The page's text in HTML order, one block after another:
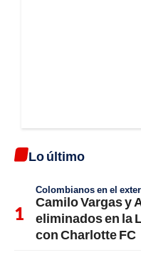
Lo último
Colombianos en el
Camilo Vargas y
eliminados en la
con Charlotte FC